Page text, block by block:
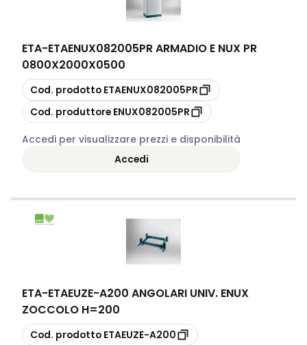
ETA-ETAENUX082005PR ARMADIO E NUX PR
0800X2000X0500
copia
Cod. prodotto ETAENUX082005PR
copia
Cod. produttore ENUX082005PR
Accedi per visualizzare prezzi e disponibilità
Accedi
ETA-ETAEUZE-A200 ANGOLARI UNIV. ENUX
ZOCCOLO H=200
copia
Cod. prodotto ETAEUZE-A200